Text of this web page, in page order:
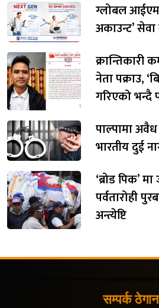
ग्लोबल
अकाउन्ट’
क्रान्तिकारी
नेता पक्राउ,
गरिएको भन्दै
पाल्पामा
भारतीय दुई
‘ब्रोड पिक’
पर्वतारोही
अन्त्येष्टि
सम्पर्क